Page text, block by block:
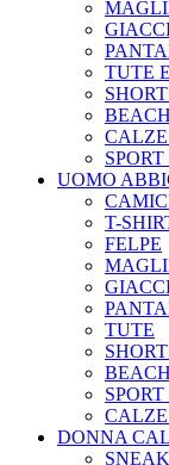
TUTE
UOMO
T-
FELPE
TUTE
DONNA